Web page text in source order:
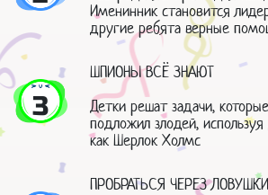
Именинник становится
другие ребята верные
3
ШПИОНЫ ВСЁ ЗНАЮТ
Детки решат задачи,
подложил злодей,
как Шерлок Холмс
ПРОБРАТЬСЯ ЧЕРЕЗ ЛОВУШКИ